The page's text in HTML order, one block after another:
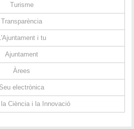
Turisme
Transparència
L'Ajuntament i tu
Ajuntament
Àrees
Seu electrònica
Ciència i la Innovació